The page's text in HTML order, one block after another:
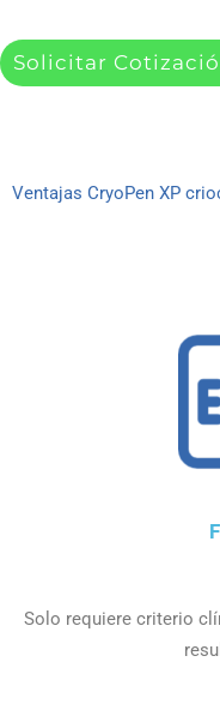
Solicitar
Ventajas CryoPen XP
Solo requiere criterio